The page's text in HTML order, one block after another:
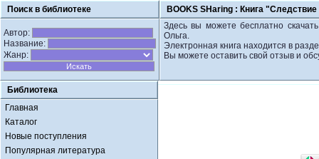
Поиск в библиотеке BOOKS SHaring : Книга
Автор:
Название:
Жанр:
Здесь вы можете бесплатно
Ольга.
Электронная книга находится в
Вы можете оставить свой отзыв и
Библиотека
Главная
Каталог
Новые поступления
Популярная литература